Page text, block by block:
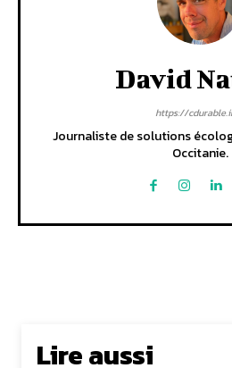
David
https://
Journaliste de solutions
Occitanie.
Lire aussi